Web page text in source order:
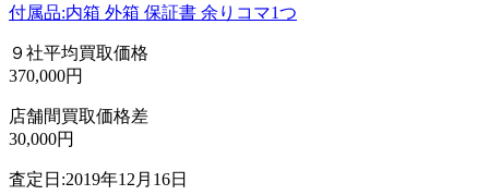
付属品:内箱 外箱 保証書 余りコマ1つ
９社平均買取価格
370,000円
店舗間買取価格差
30,000円
査定日:2019年12月16日